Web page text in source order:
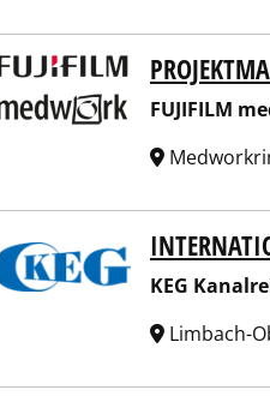
FUJIFILM medwork GmbH
FUJIFILM
KEG Kanalreinigungstechnik
KEG
Limbach-